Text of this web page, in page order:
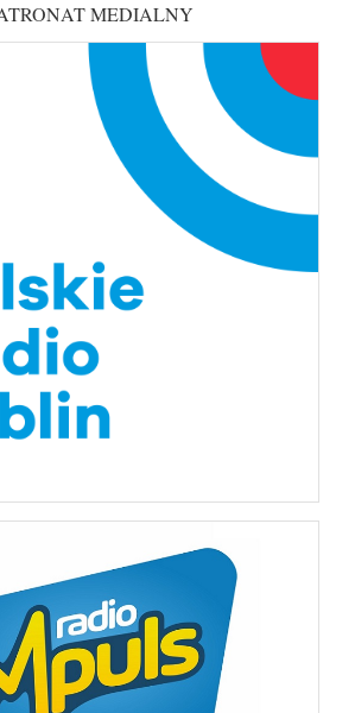
MEDIALNY